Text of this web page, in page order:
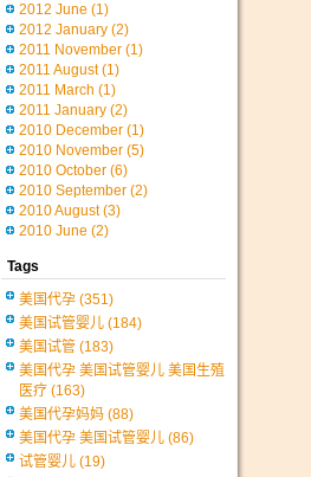
2012 June (1)
2012 January (2)
2011 November (1)
2011 August(1)
2011 March (1)
2011 January (2)
2010 December (1)
2010 November (5)
2010 October (6)
2010 September (2)
2010 August(3)
2010 June (2)
Tags
美国代孕 (351)
美国试管婴儿 (184)
美国试管 (183)
美国代孕 美国试管婴儿 美国生殖
医疗 (163)
美国代孕妈妈 (88)
美国代孕 美国试管婴儿 (86)
试管婴儿 (19)